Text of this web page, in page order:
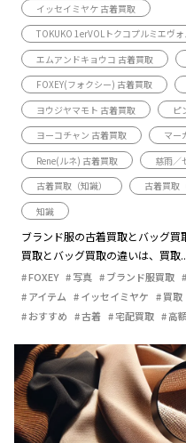
イッセイミヤケ 古着買取
TOKUKO 1erVOLトクコプルミエヴ
エムアンドキョウコ 古着買取
FOXEY(フォクシー) 古着買取
ヨウジヤマモト 古着買取
ピ
ヨーコチャン 古着買取
マー
Rene(ルネ) 古着買取
慈雨／
古着買取（知識）
古着買取
知識
ブランド服の古着買取とバッグ
買取とバッグ買取の違いは、買取
FOXEY 写真 ブランド服買取
アイテム
イッセイミヤケ 買取
おすすめ
古着 宅配買取 高